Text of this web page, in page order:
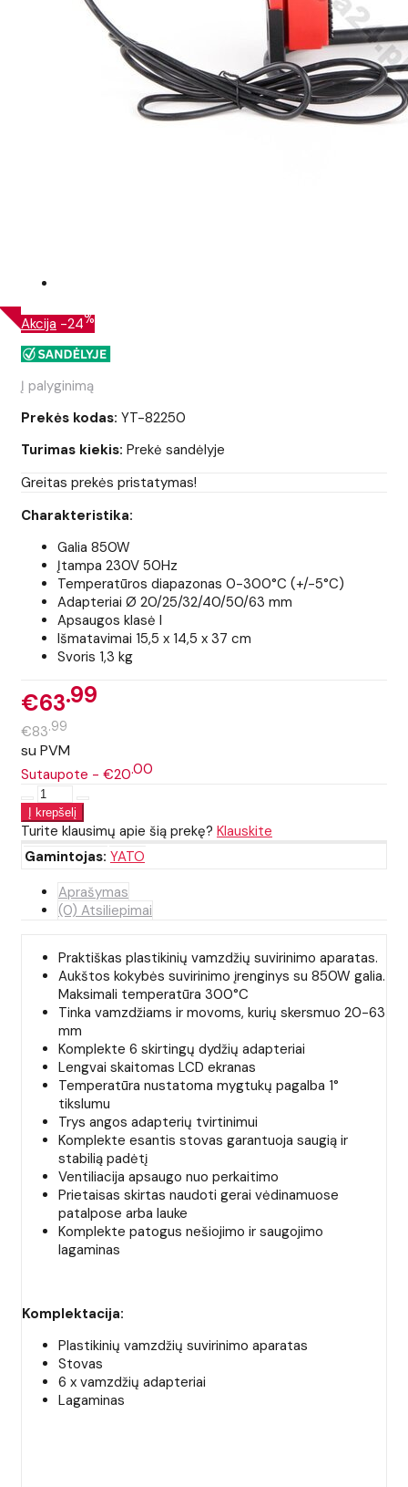
Akcija -24%
Į palyginimą
Prekės kodas: YT-82250
Turimas kiekis: Prekė sandėlyje
Greitas prekės pristatymas!
Charakteristika:
Galia 850W
Įtampa 230V 50Hz
Temperatūros diapazonas 0-300°C (+/-5°C)
Adapteriai Ø 20/25/32/40/50/63 mm
Apsaugos klasė I
Išmatavimai 15,5 x 14,5 x 37 cm
Svoris 1,3 kg
€63 99
€83 99
su PVM
Sutaupote - €2000
Turite klausimų apie šią prekę? Klauskite
Gamintojas: YATO
Aprašymas
(0) Atsiliepimai
Praktiškas plastikinių vamzdžių suvirinimo aparatas.
Aukštos kokybės suvirinimo įrenginys su 850W galia.
Maksimali temperatūra 300°C
Tinka vamzdžiams ir movoms, kurių skersmuo 20-63
mm
Komplekte 6 skirtingų dydžių adapteriai
Lengvai skaitomas LCD ekranas
Temperatūra nustatoma mygtukų pagalba 1°
tikslumu
Trys angos adapterių tvirtinimui
Komplekte esantis stovas garantuoja saugią ir
stabilią padėtį
Ventiliacija apsaugo nuo perkaitimo
Prietaisas skirtas naudoti gerai vėdinamuose
patalpose arba lauke
Komplekte patogus nešiojimo ir saugojimo
lagaminas
Komplektacija:
Plastikinių vamzdžių suvirinimo aparatas
Stovas
6 x vamzdžių adapteriai
Lagaminas